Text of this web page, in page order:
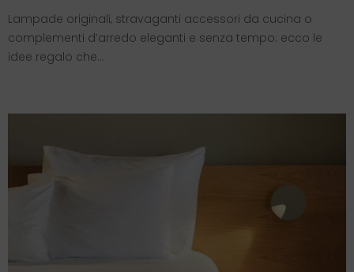
Lampade originali, stravaganti accessori da cucina o
complementi d’arredo eleganti e senza tempo: ecco le
idee regalo che…